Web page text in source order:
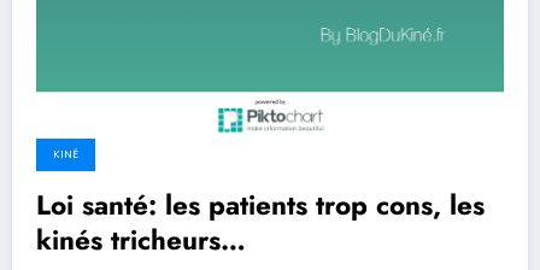
KINÉ
Loi santé: les patients trop cons, les
kinés tricheurs…